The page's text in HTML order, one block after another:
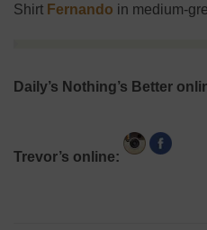
Shirt Fernando in medium-
Daily’s Nothing’s Better
Trevor’s online: